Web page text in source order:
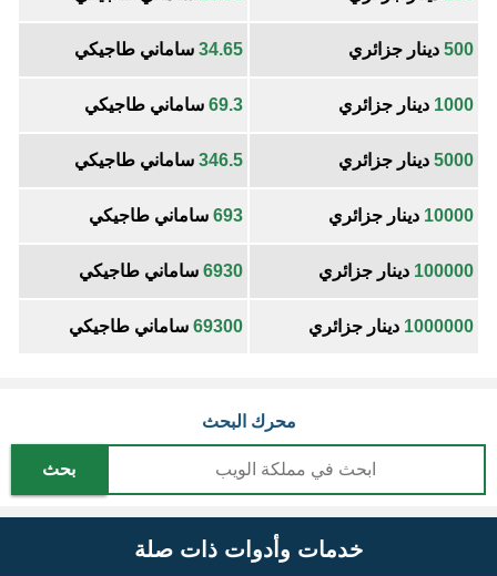
500 دينار جزائري 34.65 ساماني طاجيكي
1000 دينار جزائري 69.3 ساماني طاجيكي
5000 دينار جزائري 346.5 ساماني طاجيكي
10000 دينار جزائري 693 ساماني طاجيكي
100000 دينار جزائري 6930 ساماني طاجيكي
1000000 دينار جزائري 69300 ساماني طاجيكي
محرك البحث
بحث
خدمات وأدوات ذات صلة